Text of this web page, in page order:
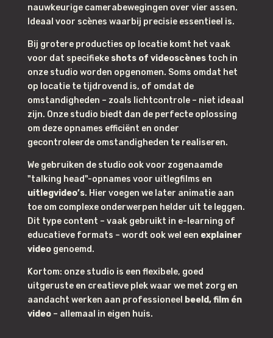
nauwkeurige camerabewegingen over vier assen.
Ideaal voor scènes waarbij precisie essentieel is.
Bij grotere producties op locatie komt het vaak
voor dat specifieke shots of videoscènestoch in
onze studio worden opgenomen. Soms omdat het
op locatie te tijdrovend is, of omdat de
omstandigheden – zoals lichtcontrole – niet ideaal
zijn. Onze studio biedt dan de perfecte oplossing
om deze opnames efficiënt en onder
gecontroleerde omstandigheden te realiseren.
We gebruiken de studio ook voor zogenaamde
"talking head"-opnames voor uitlegfilms en
uitlegvideo’s. Hier voegen we later animatie aan
toe om complexe onderwerpen helder uit te leggen.
Dit type content – vaak gebruikt in e-learning of
educatieve formats – wordt ook wel een explainer
videogenoemd.
Kortom: onze studio is een flexibele, goed
uitgeruste en creatieve plek waar we met zorg en
aandacht werken aan professioneel beeld, film én
video– allemaal in eigen huis.